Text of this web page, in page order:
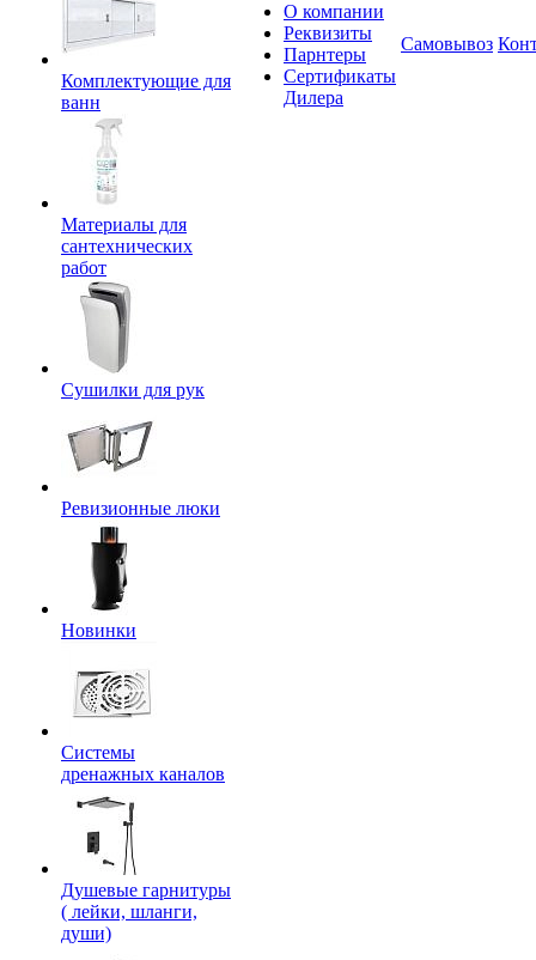
Комплектующие для
ванн
Материалы для
сантехнических
работ
Сушилки для рук
Ревизионные люки
Новинки
Системы
дренажных каналов
Душевые гарнитуры
( лейки, шланги,
души)
О компании
Реквизиты
Парнтеры
Сертификаты
Дилера
Самовывоз